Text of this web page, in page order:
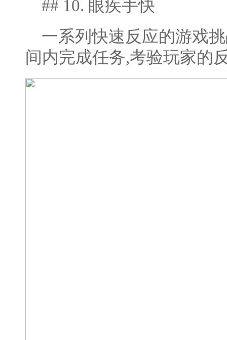
## 10. 眼疾手快
一系列快速反应的游戏
间内完成任务,考验玩家的